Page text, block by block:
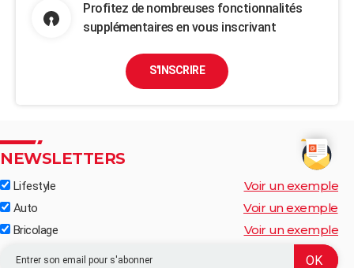
Profitez de nombreuses fonctionnalités
supplémentaires en vous inscrivant
S'INSCRIRE
NEWSLETTERS
Lifestyle Voir un exemple
Auto Voir un exemple
Bricolage Voir un exemple